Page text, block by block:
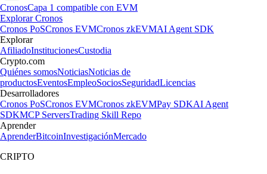
CronosCapa 1 compatible con EVM
Explorar Cronos
Cronos PoSCronos EVMCronos zkEVMAI Agent SDK
Explorar
AfiliadoInstitucionesCustodia
Crypto.com
Quiénes somosNoticiasNoticias de
productosEventosEmpleoSociosSeguridadLicencias
Desarrolladores
Cronos PoSCronos EVMCronos zkEVMPay SDKAI Agent
SDKMCP ServersTrading Skill Repo
Aprender
AprenderBitcoinInvestigaciónMercado
CRIPTO